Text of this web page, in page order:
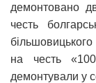
демонтовано
честь
на честь
демонтували у